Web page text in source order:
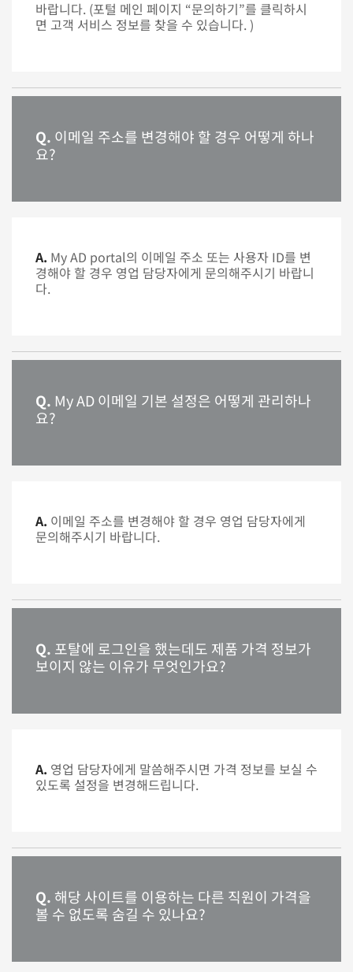
바랍니다. (포털 메인 페이지 “문의하기”를 클릭하시
면 고객 서비스 정보를 찾을 수 있습니다. )
Q. 이메일 주소를 변경해야 할 경우 어떻게 하나
요?
A. My AD portal의 이메일 주소 또는 사용자 ID를 변
경해야 할 경우 영업 담당자에게 문의해주시기 바랍니
다.
Q. My AD 이메일 기본 설정은 어떻게 관리하나
요?
A. 이메일 주소를 변경해야 할 경우 영업 담당자에게
문의해주시기 바랍니다.
Q. 포탈에 로그인을 했는데도 제품 가격 정보가
보이지 않는 이유가 무엇인가요?
A. 영업 담당자에게 말씀해주시면 가격 정보를 보실 수
있도록 설정을 변경해드립니다.
Q. 해당 사이트를 이용하는 다른 직원이 가격을
볼 수 없도록 숨길 수 있나요?